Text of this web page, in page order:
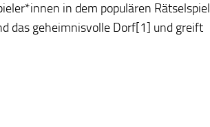
in dem populären Rätselspiel
das geheimnisvolle Dorf[1] und greift